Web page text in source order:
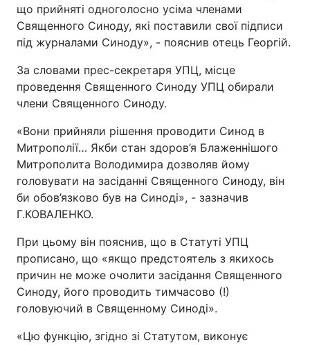
що прийняті одноголосно усіма членами
Священного Синоду, які поставили свої підписи
під журналами Синоду», - пояснив отець Георгій.
За словами прес-секретаря УПЦ, місце
проведення Священного Синоду УПЦ обирали
члени Священного Синоду.
«Вони прийняли рішення проводити Синод в
Митрополії… Якби стан здоров’я Блаженнішого
Митрополита Володимира дозволяв йому
головувати на засіданні Священного Синоду, він
би обов’язково був на Синоді», - зазначив
Г.КОВАЛЕНКО.
При цьому він пояснив, що в Статуті УПЦ
прописано, що «якщо предстоятель з якихось
причин не може очолити засідання Священного
Синоду, його проводить тимчасово (!)
головуючий в Священному Синоді».
«Цю функцію, згідно зі Статутом, виконує